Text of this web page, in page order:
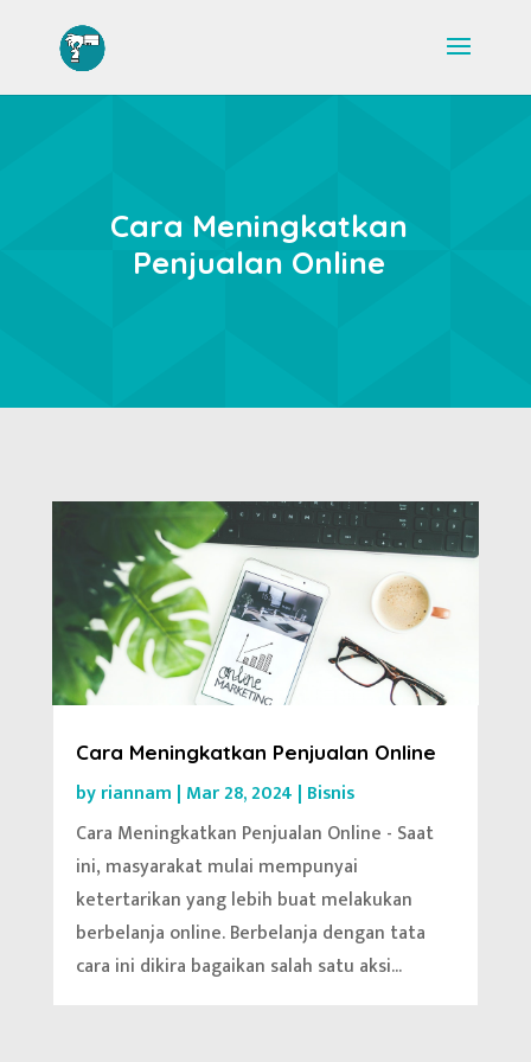
Cara Meningkatkan
Penjualan Online
Cara Meningkatkan Penjualan Online
byriannam | Mar 28, 2024 | Bisnis
Cara Meningkatkan Penjualan Online - Saat
ini, masyarakat mulai mempunyai
ketertarikan yang lebih buat melakukan
berbelanja online. Berbelanja dengan tata
cara ini dikira bagaikan salah satu aksi...